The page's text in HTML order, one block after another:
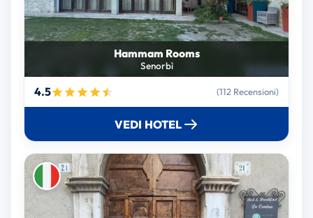
Hammam Rooms
Senorbì
4.5 (112 Recensioni)
VEDI HOTEL